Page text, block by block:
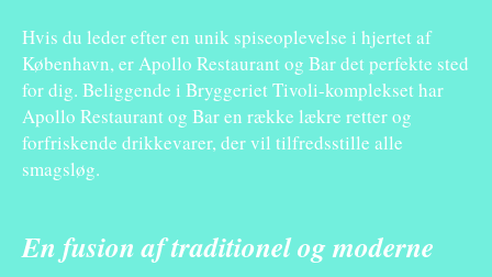
Hvis du leder efter en unik spiseoplevelse i hjertet af
København, er Apollo Restaurant og Bar det perfekte sted
for dig. Beliggende i Bryggeriet Tivoli-komplekset har
Apollo Restaurant og Bar en række lækre retter og
forfriskende drikkevarer, der vil tilfredsstille alle
smagsløg.
En fusion af traditionel og moderne